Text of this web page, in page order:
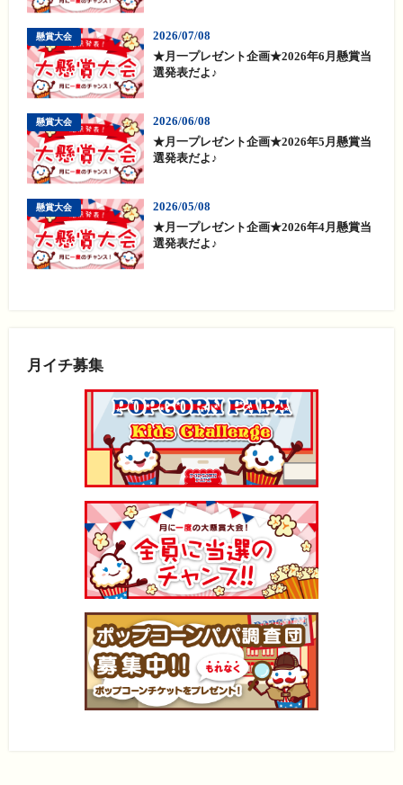
懸賞大会
2026/07/08
★月一プレゼント企画★2026年6月懸賞当
選発表だよ♪
懸賞大会
2026/06/08
★月一プレゼント企画★2026年5月懸賞当
選発表だよ♪
懸賞大会
2026/05/08
★月一プレゼント企画★2026年4月懸賞当
選発表だよ♪
月イチ募集